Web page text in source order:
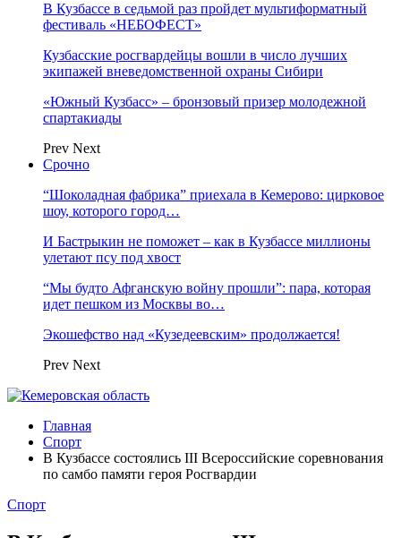
В Кузбассе в седьмой раз пройдет мультиформатный
фестиваль «НЕБОФЕСТ»
Кузбасские росгвардейцы вошли в число лучших
экипажей вневедомственной охраны Сибири
«Южный Кузбасс» – бронзовый призер молодежной
спартакиады
Prev Next
Срочно
“Шоколадная фабрика” приехала в Кемерово: цирковое
шоу, которого город…
И Бастрыкин не поможет – как в Кузбассе миллионы
улетают псу под хвост
“Мы будто Афганскую войну прошли”: пара, которая
идет пешком из Москвы во…
Экошефство над «Кузедеевским» продолжается!
Prev Next
Главная
Спорт
В Кузбассе состоялись III Всероссийские соревнования
по самбо памяти героя Росгвардии
Спорт